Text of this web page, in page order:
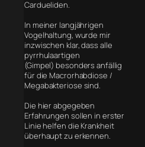
Cardueliden.
In meiner langjährigen
Vogelhaltung, wurde mir
inzwischen klar, dass alle
pyrrhulaartigen
(Gimpel) besonders anfällig
für die Macrorhabdiose /
Megabakteriose sind.
Die hier abgegeben
Erfahrungen sollen in erster
Linie helfen die Krankheit
überhaupt zu erkennen.